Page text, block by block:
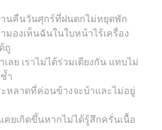
นคืนวันศุกร์ที่ฝนตกไม่หยุดพัก
มองเห็นฉันในใบหน้าไร้เครื่อง
ถู
เลย เราไม่ได้ร่วมเตียงกัน แทบไม่
ำ
หลาดที่ค่อนข้างจะบ้าและไม่อยู่
คยเกิดขึ้นหากไม่ได้รู้สึกครั่นเนื้อ